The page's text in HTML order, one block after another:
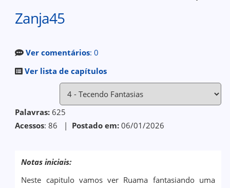
Zanja45
Ver comentários: 0
Ver lista de capítulos
Palavras: 625
Acessos: 86 | Postado em: 06/01/2026
Notas iniciais:
Neste capitulo vamos ver Ruama fantasiando uma